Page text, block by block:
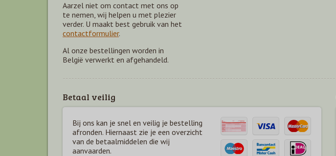
Aarzel niet om contact met ons op
te nemen, wij helpen u met plezier
verder. U maakt best gebruik van het
contactformulier.
Al onze bestellingen worden in
België verwerkt en afgehandeld.
Betaal veilig
Bij ons kan je snel en veilig je bestelling
afronden. Hiernaast zie je een overzicht
van de betaalmiddelen die wij
aanvaarden.